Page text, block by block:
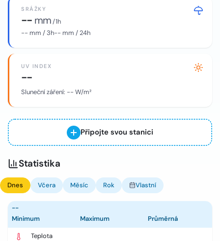
SRÁŽKY
-- mm/ 1h
-- mm / 3h-- mm / 24h
UV INDEX
--
Sluneční záření: -- W/m²
Připojte svou stanici
Statistika
Dnes Včera Měsíc Rok Vlastní
--
Minimum
Maximum Průměrná
Teplota